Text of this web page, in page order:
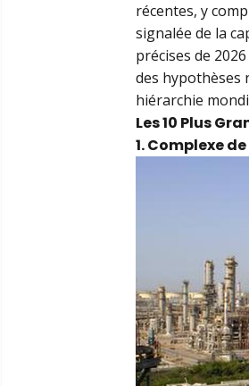
récentes, y
signalée de la
précises de
des hypothèses
hiérarchie
Les 10 Plus
1. Complexe